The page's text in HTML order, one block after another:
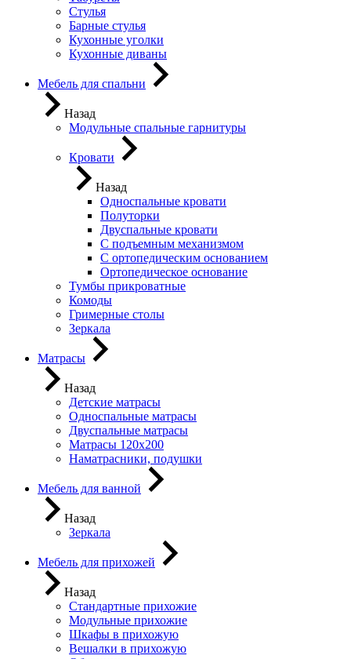
Стулья
Барные стулья
Кухонные уголки
Кухонные диваны
Мебель для спальни
Назад
Модульные спальные гарнитуры
Кровати
Назад
Односпальные кровати
Полуторки
Двуспальные кровати
С подъемным механизмом
С ортопедическим основанием
Ортопедическое основание
Тумбы прикроватные
Комоды
Гримерные столы
Зеркала
Матрасы
Назад
Детские матрасы
Односпальные матрасы
Двуспальные матрасы
Матрасы 120х200
Наматрасники, подушки
Мебель для ванной
Назад
Зеркала
Мебель для прихожей
Назад
Стандартные прихожие
Модульные прихожие
Шкафы в прихожую
Вешалки в прихожую